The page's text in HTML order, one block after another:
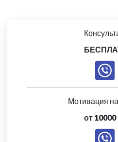
Мотивация
от